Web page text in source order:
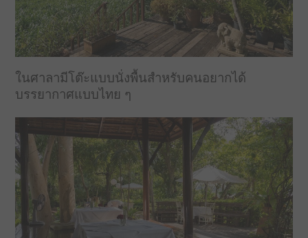
ในศาลามีโต๊ะแบบนั่งพื้นสำหรับคนอยากได้
บรรยากาศแบบไทย ๆ